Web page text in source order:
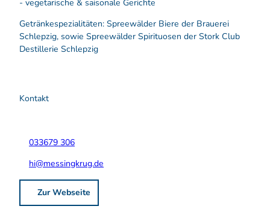
- vegetarische & saisonale Gerichte
Getränkespezialitäten: Spreewälder Biere der Brauerei
Schlepzig, sowie Spreewälder Spirituosen der Stork Club
Destillerie Schlepzig
Kontakt
033679 306
hi@messingkrug.de
Zur Webseite